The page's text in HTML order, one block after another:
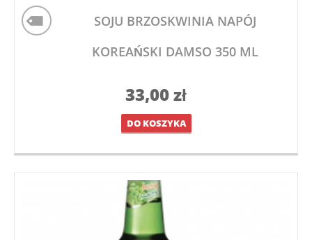
SOJU BRZOSKWINIA NAPÓJ
KOREAŃSKI DAMSO 350 ML
33,00zł
DO KOSZYKA